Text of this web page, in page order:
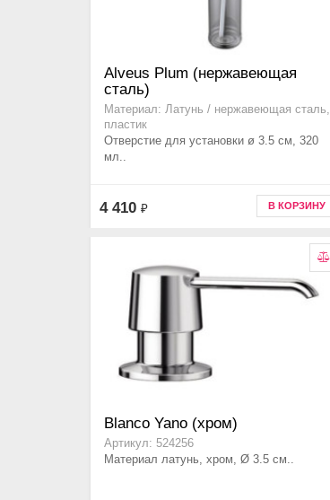
Alveus Plum (нержавеющая
сталь)
Материал: Латунь / нержавеющая сталь,
пластик
Отверстие для установки ø 3.5 см, 320
мл..
4 410 ₽ В КОРЗИНУ
Blanco Yano (хром)
Артикул: 524256
Материал латунь, хром, Ø 3.5 см..